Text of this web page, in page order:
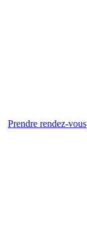
Prendre rendez-vous